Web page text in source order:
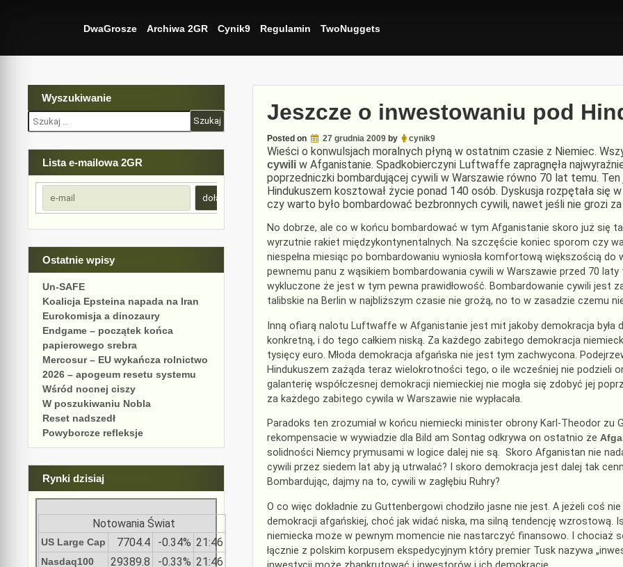
DwaGrosze Archiwa 2GR Cynik9 Regulamin TwoNuggets
Jeszcze o inwestowaniu pod
Posted on 27 grudnia 2009by cynik9
Wieści o konwulsjach moralnych płyną w ostatnim czasie z Niemiec.
cywiliw Afganistanie. Spadkobierczyni Luftwaffe zapragnęła
poprzedniczki bombardującej cywili w Warszawie równo 70 lat temu.
Hindukuszem kosztował życie ponad 140 osób. Dyskusja rozpętała
czy warto było bombardować bezbronnych cywili, nawet jeśli nie grozi
No dobrze, ale co w końcu bombardować w tym Afganistanie skoro już się
wyrzutnie rakiet międzykontynentalnych. Na szczęście koniec sporom czy
niespełna miesiąc po bombardowaniu wyniosła komfortową większością do
pewnemu panu z wąsikiem bombardowania cywili w Warszawie przed 70
wykluczone że jest w tym pewna prawidłowość. Bombardowanie cywili jest
talibskie na Berlin w najbliższym czasie nie grożą, no to w zasadzie czemu
Inną ofiarą nalotu Luftwaffe w Afganistanie jest mit jakoby demokracja była
konkretną, i do tego całkiem niską. Za każdego zabitego demokracja
tysięcy euro. Młoda demokracja afgańska nie jest tym zachwycona.
Hindukuszem zażąda teraz wielokrotności tego, o ile wcześniej nie podzieli
galanterię współczesnej demokracji niemieckiej nie mogła się zdobyć jej
za każdego zabitego cywila w Warszawie nie wypłacała.
Paradoks ten zrozumiał w końcu niemiecki minister obrony Karl-Theodor
rekompensacie w wywiadzie dla Bild am Sontag odkrywa on ostatnio że
solidności Niemcy prymusami w logice dalej nie są. Skoro Afganistan nie
cywili przez siedem lat aby ją utrwalać? I skoro demokracja jest dalej tak
Bombardując, dajmy na to, cywili w zagłębiu Ruhry?
O co więc dokładnie zu Guttenbergowi chodziło jasne nie jest. A jeżeli coś
demokracji afgańskiej, choć jak widać niska, ma silną tendencję wzrostową.
niemiecka może w pewnym momencie nie nastarczyć finansowo. I chociaż
łącznie z polskim korpusem ekspedycyjnym który premier Tusk nazywa
Wyszukiwanie
Szukaj:
Lista e-mailowa 2GR
Ostatnie wpisy
Un-SAFE
Koalicja Epsteina napada na Iran
Eurokomisja a dinozaury
Endgame – początek końca
papierowego srebra
Mercosur – EU wykańcza rolnictwo
2026 – apogeum resetu systemu
Wśród nocnej ciszy
W poszukiwaniu Nobla
Reset nadszedł
Powyborcze refleksje
Rynki dzisiaj
Notowania Świat
US Large Cap 7704.4 -0.34% 21:46
Nasdaq100 29389.8 -0.33% 21:46